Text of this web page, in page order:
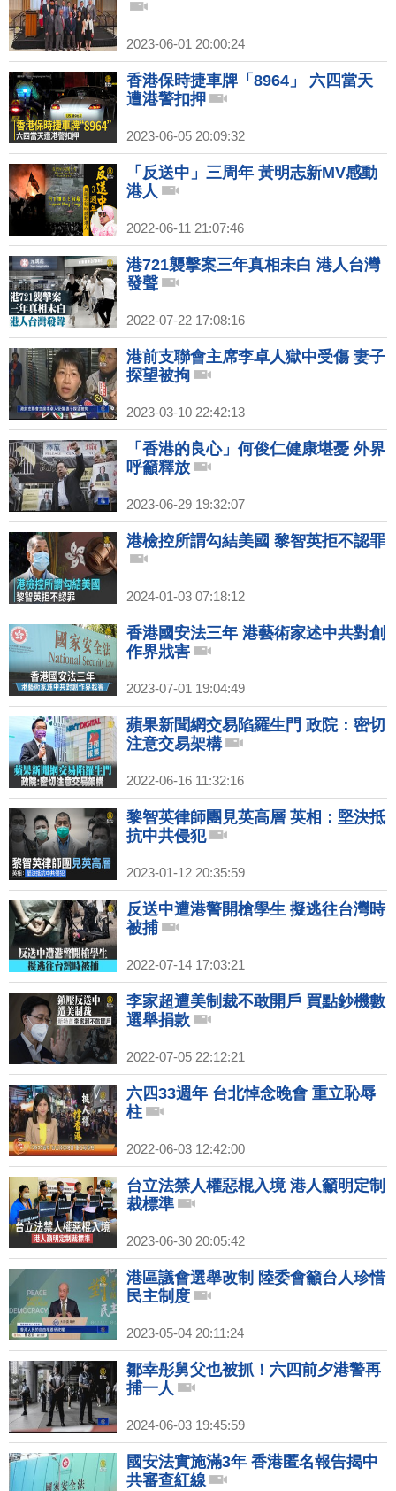
2023-06-01 20:00:24
香港保時捷車牌「8964」 六四當天
遭港警扣押
2023-06-05 20:09:32
「反送中」三周年 黃明志新MV感動
港人
2022-06-11 21:07:46
港721襲擊案三年真相未白 港人台灣
發聲
2022-07-22 17:08:16
港前支聯會主席李卓人獄中受傷 妻子
探望被拘
2023-03-10 22:42:13
「香港的良心」何俊仁健康堪憂 外界
呼籲釋放
2023-06-29 19:32:07
港檢控所謂勾結美國 黎智英拒不認罪
2024-01-03 07:18:12
香港國安法三年 港藝術家述中共對創
作界戕害
2023-07-01 19:04:49
蘋果新聞網交易陷羅生門 政院：密切
注意交易架構
2022-06-16 11:32:16
黎智英律師團見英高層 英相：堅決抵
抗中共侵犯
2023-01-12 20:35:59
反送中遭港警開槍學生 擬逃往台灣時
被捕
2022-07-14 17:03:21
李家超遭美制裁不敢開戶 買點鈔機數
選舉捐款
2022-07-05 22:12:21
六四33週年 台北悼念晚會 重立恥辱
柱
2022-06-03 12:42:00
台立法禁人權惡棍入境 港人籲明定制
裁標準
2023-06-30 20:05:42
港區議會選舉改制 陸委會籲台人珍惜
民主制度
2023-05-04 20:11:24
鄒幸彤舅父也被抓！六四前夕港警再
捕一人
2024-06-03 19:45:59
國安法實施滿3年 香港匿名報告揭中
共審查紅線